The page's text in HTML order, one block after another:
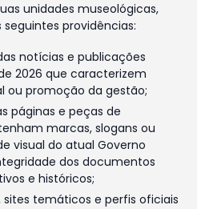
unidades museológicas,
providências:
notícias e publicações
2026 que caracterizem
ou promoção da gestão;
páginas e peças de
marcas, slogans ou
visual do atual Governo
dos documentos
e históricos;
temáticos e perfis oficiais